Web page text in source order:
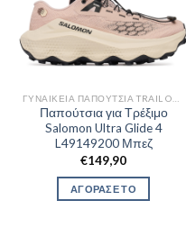
Παπούτσια για Τρέξιμο
Salomon Ultra Glide 4
L49149200 Μπεζ
€149,90
ΑΓΟΡΑΣΕ ΤΟ